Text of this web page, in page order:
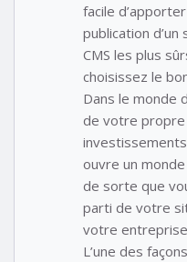
facile
publication d’un
CMS les plus
choisissez le
Dans le monde
de votre propre
ouvre un
de sorte que
parti de votre
votre
L’une des